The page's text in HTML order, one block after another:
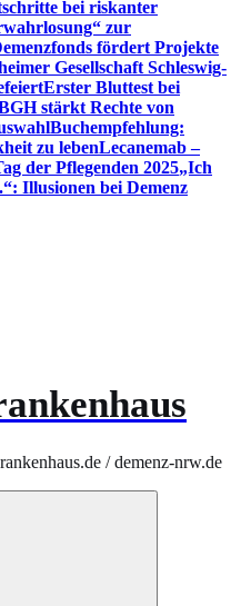
bei riskanter
zur
fördert Projekte
Gesellschaft Schleswig-
Erster Bluttest bei
stärkt Rechte von
Buchempfehlung:
zu lebenLecanemab –
der Pflegenden 2025„Ich
Illusionen bei Demenz
/ demenz-nrw.de